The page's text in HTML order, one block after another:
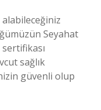
Seyahat
sağlık
güvenli olup